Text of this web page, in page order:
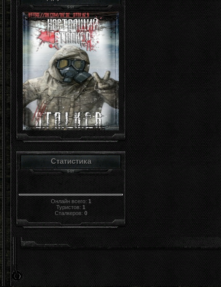
Статистика
Онлайн всего: 1
Туристов: 1
Сталкеров: 0